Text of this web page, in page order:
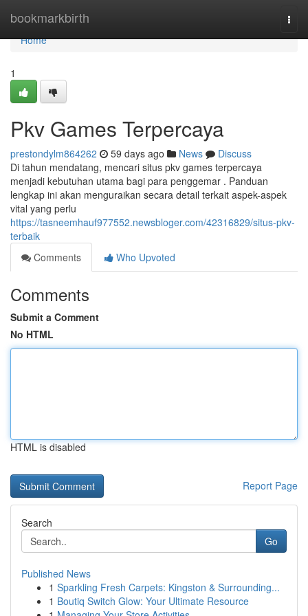
bookmarkbirth
Home
Home
1
Pkv Games Terpercaya
prestondylm864262 59 days ago News
Discuss
Di tahun mendatang, mencari situs pkv games terpercaya
menjadi kebutuhan utama bagi para penggemar . Panduan
lengkap ini akan menguraikan secara detail terkait aspek-aspek
vital yang perlu
https://tasneemhauf977552.newsbloger.com/42316829/situs-pkv-
terbaik
Comments
Who Upvoted
Comments
Submit a Comment
No HTML
HTML is disabled
Report Page
Search
Go
Published News
1 Sparkling Fresh Carpets: Kingston & Surrounding...
1 Boutiq Switch Glow: Your Ultimate Resource